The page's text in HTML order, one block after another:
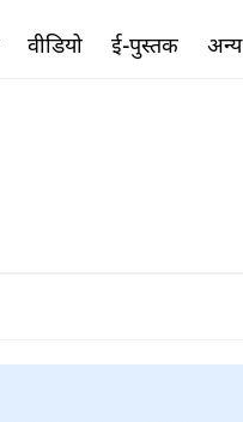
वीडियो ई-पुस्तक अन्य